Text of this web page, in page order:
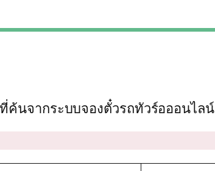
ค้นจากระบบจองตั๋วรถทัวร์อออนไลน์